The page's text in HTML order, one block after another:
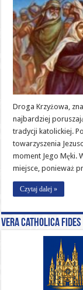
Droga Krzyżowa,
najbardziej
tradycji katolickiej.
towarzyszenia
moment Jego Męki.
miejsce, ponieważ
Czytaj dalej »
Vera catholica fides